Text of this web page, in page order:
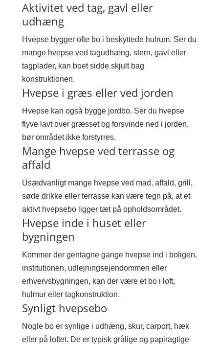
Aktivitet ved tag, gavl eller
udhæng
Hvepse bygger ofte bo i beskyttede hulrum. Ser du
mange hvepse ved tagudhæng, stern, gavl eller
tagplader, kan boet sidde skjult bag
konstruktionen.
Hvepse i græs eller ved jorden
Hvepse kan også bygge jordbo. Ser du hvepse
flyve lavt over græsset og forsvinde ned i jorden,
bør området ikke forstyrres.
Mange hvepse ved terrasse og
affald
Usædvanligt mange hvepse ved mad, affald, grill,
søde drikke eller terrasse kan være tegn på, at et
aktivt hvepsebo ligger tæt på opholdsområdet.
Hvepse inde i huset eller
bygningen
Kommer der gentagne gange hvepse ind i boligen,
institutionen, udlejningsejendommen eller
erhvervsbygningen, kan der være et bo i loft,
hulmur eller tagkonstruktion.
Synligt hvepsebo
Nogle bo er synlige i udhæng, skur, carport, hæk
eller på loftet. De er typisk grålige og papiragtige